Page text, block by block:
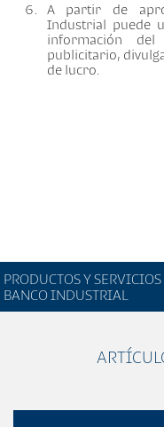
A partir de
Industrial puede
información
publicitario,
de lucro.
PRODUCTOS Y SERVICIOS
BANCO INDUSTRIAL